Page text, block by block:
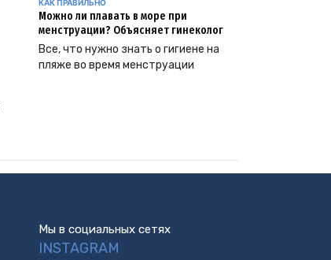
КАК ПРАВИЛЬНО
Можно ли плавать в море при
менструации? Объясняет гинеколог
Все, что нужно знать о гигиене на
пляже во время менструации
Мы в социальных сетях
INSTAGRAM